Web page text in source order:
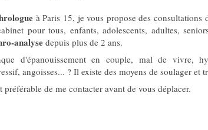
à Paris 15, je vous propose des
pour tous, enfants, adolescents, adultes,
analysedepuis plus de 2 ans.
d'épanouissement en couple, mal de vivre,
angoisses... ? Il existe des moyens de soulager et
préférable de me contacter avant de vous déplacer.